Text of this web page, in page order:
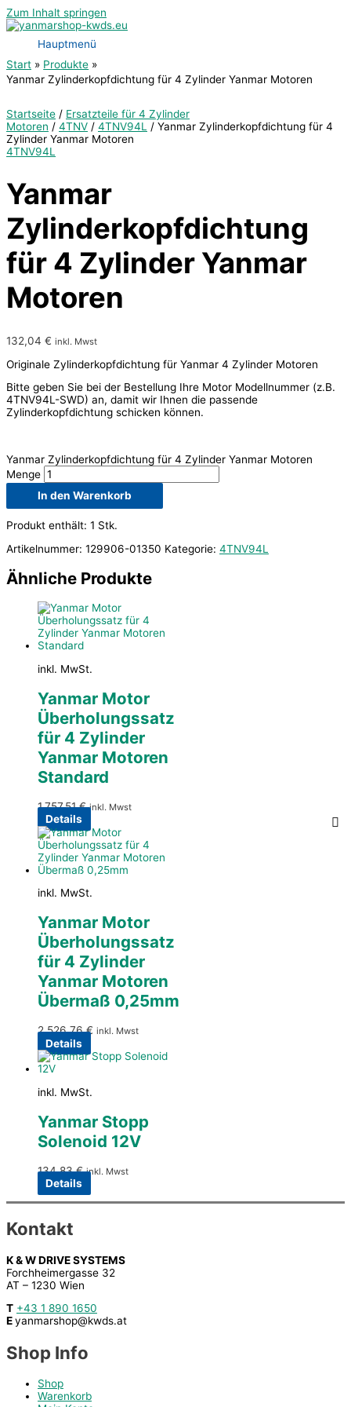
Zum Inhalt springen
Hauptmenü
Start
Produkte
Yanmar Zylinderkopfdichtung für 4 Zylinder Yanmar Motoren
Startseite / Ersatzteile für 4 Zylinder
Motoren / 4TNV / 4TNV94L
/ Yanmar Zylinderkopfdichtung für 4
Zylinder Yanmar Motoren
4TNV94L
Yanmar
Zylinderkopfdichtung
für 4 Zylinder Yanmar
Motoren
132,04 € inkl. Mwst
Originale Zylinderkopfdichtung für Yanmar 4 Zylinder Motoren
Bitte geben Sie bei der Bestellung Ihre Motor Modellnummer (z.B.
4TNV94L-SWD) an, damit wir Ihnen die passende
Zylinderkopfdichtung schicken können.
Yanmar Zylinderkopfdichtung für 4 Zylinder Yanmar Motoren
Menge
In den Warenkorb
Produkt enthält: 1 Stk.
Artikelnummer: 129906-01350 Kategorie: 4TNV94L
Ähnliche Produkte
inkl. MwSt.
Yanmar Motor
Überholungssatz
für 4 Zylinder
Yanmar Motoren
Standard
1.757,51€ inkl. Mwst
Details
inkl. MwSt.
Yanmar Motor
Überholungssatz
für 4 Zylinder
Yanmar Motoren
Übermaß 0,25mm
2.526,76€ inkl. Mwst
Details
inkl. MwSt.
Yanmar Stopp
Solenoid 12V
134,83€ inkl. Mwst
Details
Kontakt
K & W DRIVE SYSTEMS
Forchheimergasse 32
AT – 1230 Wien
T +43 1 890 1650
Eyanmarshop@kwds.at
Shop Info
Shop
Warenkorb